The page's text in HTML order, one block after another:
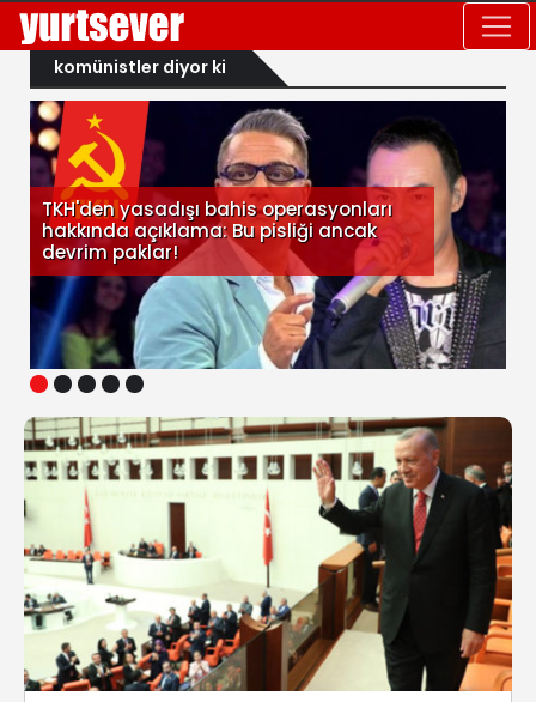
komünistler diyor ki
1 2 3 4 5
TKH'den yasadışı bahis operasyonları
hakkında açıklama: Bu pisliği ancak
devrim paklar!